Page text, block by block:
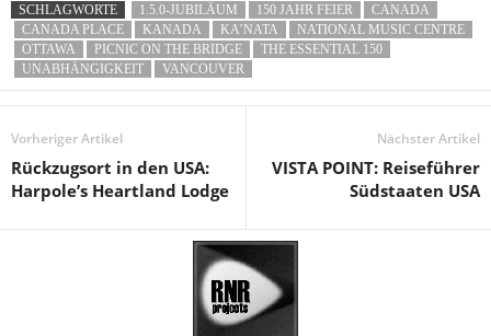
SCHLAGWORTE
1.5.0-JUBILÄUM 150 JAHR FEIER
CANADA
CANADA PLACE
KANADA KA’NATA
NATIONAL MUSIC CENTRE
OTTAWA
PICNIC ON THE BRIDGE
THE ESSENTIAL 150
UNABHÄNGIGKEIT
VANCOUVER
Vorheriger Artikel
Rückzugsort in den USA:
Harpole’s Heartland Lodge
Nächster Artikel
VISTA POINT: Reiseführer
Südstaaten USA